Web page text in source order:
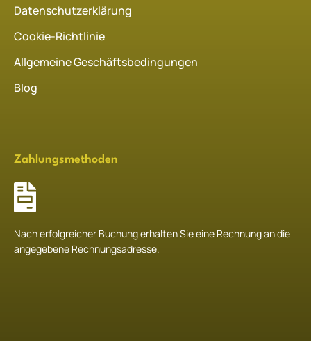
Datenschutzerklärung
Cookie-Richtlinie
Allgemeine Geschäftsbedingungen
Blog
Zahlungsmethoden
Nach erfolgreicher Buchung erhalten Sie eine Rechnung an die
angegebene Rechnungsadresse.